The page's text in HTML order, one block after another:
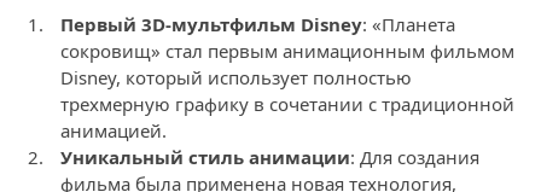
Первый 3D-мультфильм Disney: «Планета
сокровищ» стал первым анимационным фильмом
Disney, который использует полностью
трехмерную графику в сочетании с традиционной
анимацией.
Уникальный стиль анимации: Для создания
фильма была применена новая технология,